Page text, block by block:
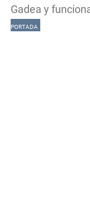
Gadea y
PORTADA